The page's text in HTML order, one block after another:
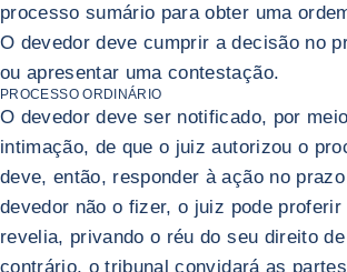
processo sumário para obter uma
O devedor deve cumprir a decisão no
ou apresentar uma contestação.
PROCESSO ORDINÁRIO
O devedor deve ser notificado, por
intimação, de que o juiz autorizou o
deve, então, responder à ação no
devedor não o fizer, o juiz pode
revelia, privando o réu do seu direito
contrário, o tribunal convidará as